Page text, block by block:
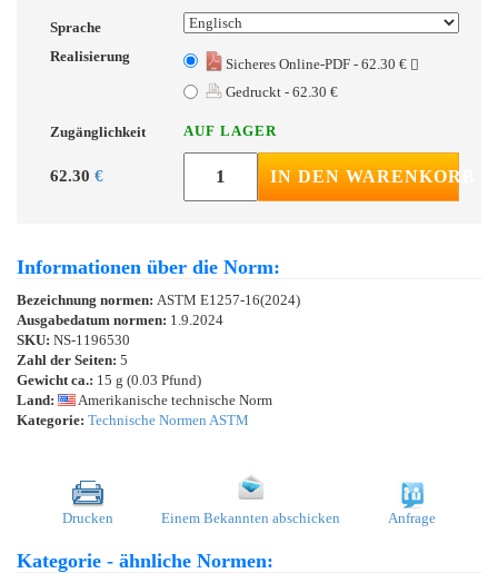
Sprache
Realisierung
Sicheres Online-PDF - 62.30 €
Gedruckt - 62.30 €
Zugänglichkeit AUF LAGER
62.30 € IN DEN WARENKORB
Informationen über die Norm:
Bezeichnung normen: ASTM E1257-16(2024)
Ausgabedatum normen: 1.9.2024
SKU: NS-1196530
Zahl der Seiten: 5
Gewicht ca.: 15 g (0.03 Pfund)
Land:
Amerikanische technische Norm
Kategorie: Technische Normen ASTM
Drucken Einem Bekannten abschicken Anfrage
Kategorie - ähnliche Normen: